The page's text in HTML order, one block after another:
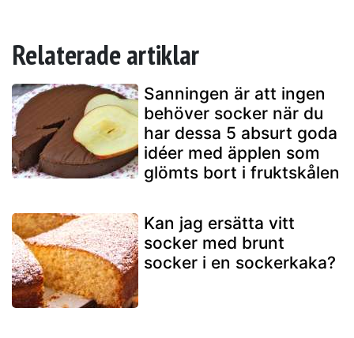
Relaterade artiklar
Sanningen är att ingen
behöver socker när du
har dessa 5 absurt goda
idéer med äpplen som
glömts bort i fruktskålen
Kan jag ersätta vitt
socker med brunt
socker i en sockerkaka?